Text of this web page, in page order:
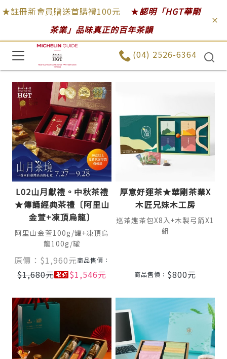
★註冊新會員贈送首購禮100元 ★認明「HGT華剛
茶業」品味真正的百年茶韻
(04) 2526-6364
L02山月獻禮。中秋茶禮
★傳誦經典茶禮〔阿里山
金萱+凍頂烏龍〕
阿里山金萱100g/罐+凍頂烏
龍100g/罐
原價： $1,960元商品售價：
$1,680元 $1,546元
厚意好運茶★華剛茶業X
木匠兄妹木工房
巡茶趣茶包X8入+木製弓箭X1
組
商品售價： $800元